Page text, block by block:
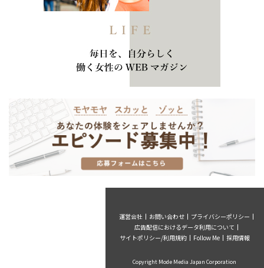
運営会社 お問い合わせ
プライバシーポリシー
広告配信におけるデータ利用について
サイトポリシー/利用規約
Follow Me 採用情報
Copyright Mode Media Japan Corporation